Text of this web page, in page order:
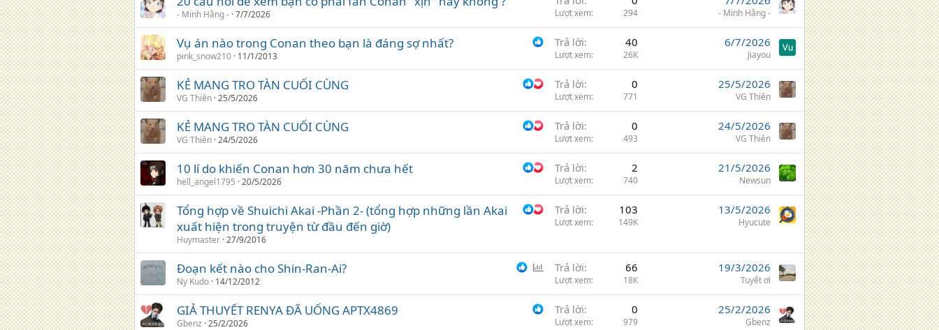
h
ọ
- Minh Hằng - 7/7/2026 Lượt xem 294 - Minh Hằng -
Vụ án nào trong Conan theo bạn là đáng sợ nhất?
pink_snow210 11/1/2013
Trả lời 40
Lượt xem 26K
6/7/2026
Jiayou
KẺ MANG TRO TÀN CUỐI CÙNG
VG Thiên 25/5/2026
Trả lời 0
Lượt xem 771
25/5/2026
VG Thiên
KẺ MANG TRO TÀN CUỐI CÙNG
VG Thiên 24/5/2026
Trả lời 0
Lượt xem 493
24/5/2026
VG Thiên
10 lí do khiến Conan hơn 30 năm chưa hết
hell_angel1795 20/5/2026
Trả lời 2
Lượt xem 740
21/5/2026
Newsun
Tổng hợp về Shuichi Akai -Phần 2- (tổng hợp những lần Akai
xuất hiện trong truyện từ đầu đến giờ)
Huymaster 27/9/2016
Trả lời 103
Lượt xem 149K
13/5/2026
Hyucute
n
h
Đoạn kết nào cho Shin-Ran-Ai?
Ny Kudo 14/12/2012
Trả lời 66
Lượt xem 18K
19/3/2026
Tuyết ơi
GIẢ THUYẾT RENYA ĐÃ UỐNG APTX4869
Gbenz 25/2/2026
Trả lời 0
Lượt xem 979
25/2/2026
Gbenz